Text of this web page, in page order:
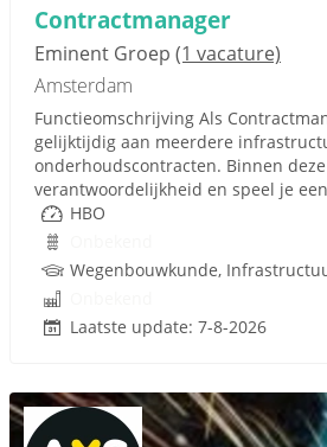
Contractmanager
Eminent Groep (1 vacature)
Amsterdam
Functieomschrijving Als
gelijktijdig aan meerdere
onderhoudscontracten. Binnen
verantwoordelijkheid en speel je
HBO
Wegenbouwkunde,
Laatste update: 7-8-2026